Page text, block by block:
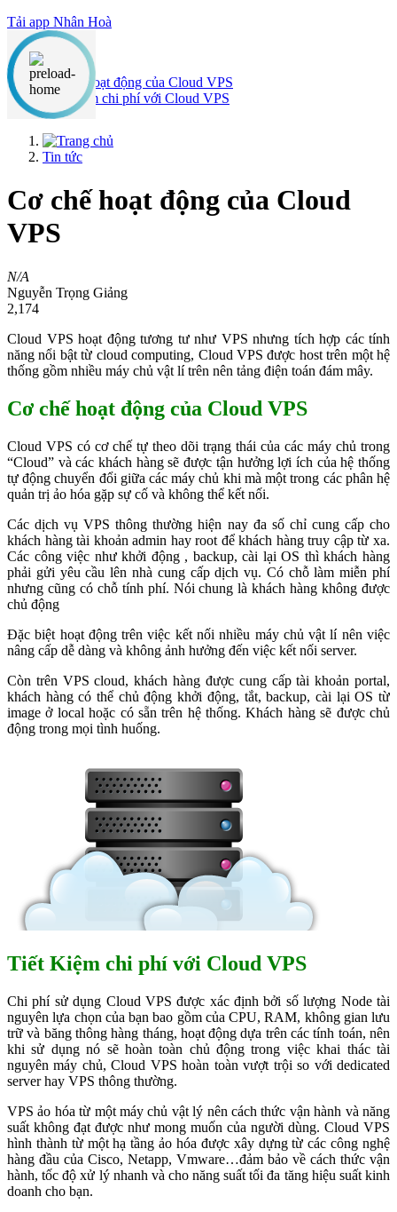
Tải app Nhân Hoà
Nội dung chính
Cơ chế hoạt động của Cloud VPS
Tiết Kiệm chi phí với Cloud VPS
Tin tức
Cơ chế hoạt động của Cloud
VPS
N/A
Nguyễn Trọng Giảng
2,174
Cloud VPS hoạt động tương tư như VPS nhưng tích hợp các tính
năng nổi bật từ cloud computing, Cloud VPS được host trên một hệ
thống gồm nhiều máy chủ vật lí trên nên tảng điện toán đám mây.
Cơ chế hoạt động của Cloud VPS
Cloud VPS có cơ chế tự theo dõi trạng thái của các máy chủ trong
“Cloud” và các khách hàng sẽ được tận hưởng lợi ích của hệ thống
tự động chuyển đổi giữa các máy chủ khi mà một trong các phân hệ
quản trị ảo hóa gặp sự cố và không thể kết nối.
Các dịch vụ VPS thông thường hiện nay đa số chỉ cung cấp cho
khách hàng tài khoản admin hay root để khách hàng truy cập từ xa.
Các công việc như khởi động , backup, cài lại OS thì khách hàng
phải gửi yêu cầu lên nhà cung cấp dịch vụ. Có chỗ làm miễn phí
nhưng cũng có chỗ tính phí. Nói chung là khách hàng không được
chủ động
Đặc biệt hoạt động trên việc kết nối nhiều máy chủ vật lí nên việc
nâng cấp dễ dàng và không ảnh hưởng đến việc kết nối server.
Còn trên VPS cloud, khách hàng được cung cấp tài khoản portal,
khách hàng có thể chủ động khởi động, tắt, backup, cài lại OS từ
image ở local hoặc có sẵn trên hệ thống. Khách hàng sẽ được chủ
động trong mọi tình huống.
Tiết Kiệm chi phí với Cloud VPS
Chi phí sử dụng Cloud VPS được xác định bởi số lượng Node tài
nguyên lựa chọn của bạn bao gồm của CPU, RAM, không gian lưu
trữ và băng thông hàng tháng, hoạt động dựa trên các tính toán, nên
khi sử dụng nó sẽ hoàn toàn chủ động trong việc khai thác tài
nguyên máy chủ, Cloud VPS hoàn toàn vượt trội so với dedicated
server hay VPS thông thường.
VPS ảo hóa từ một máy chủ vật lý nên cách thức vận hành và năng
suất không đạt được như mong muốn của người dùng. Cloud VPS
hình thành từ một hạ tầng ảo hóa được xây dựng từ các công nghệ
hàng đầu của Cisco, Netapp, Vmware…đảm bảo về cách thức vận
hành, tốc độ xử lý nhanh và cho năng suất tối đa tăng hiệu suất kinh
doanh cho bạn.